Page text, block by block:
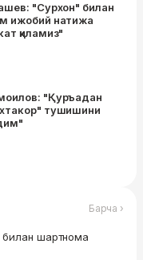
"Сурхон" билан
ижобий натижа
қиламиз"
"Қуръадан
тушишини
Барча ›
билан шартнома